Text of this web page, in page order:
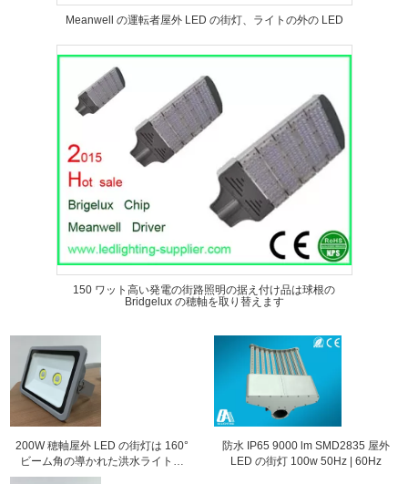
Meanwell の運転者屋外 LED の街灯、ライトの外の LED
150 ワット高い発電の街路照明の据え付け品は球根の
Bridgelux の穂軸を取り替えます
200W 穂軸屋外 LED の街灯は 160°
ビーム角の導かれた洪水ライトを
防水します
防水 IP65 9000 lm SMD2835 屋外
LED の街灯 100w 50Hz | 60Hz